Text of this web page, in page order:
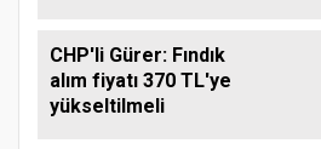
CHP'li Gürer: Fındık
alım fiyatı 370 TL'ye
yükseltilmeli